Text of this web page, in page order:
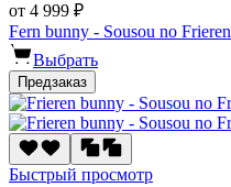
от 4 999 ₽
Fern bunny - Sousou no Frieren
Выбрать
Предзаказ
Быстрый просмотр